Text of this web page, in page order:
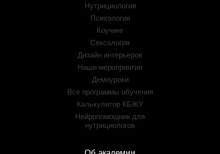
Нутрициология
Психология
Коучинг
Сексология
Дизайн интерьеров
Наши мероприятия
Демоуроки
Все программы обучения
Калькулятор КБЖУ
Нейропомощник для
нутрициологов